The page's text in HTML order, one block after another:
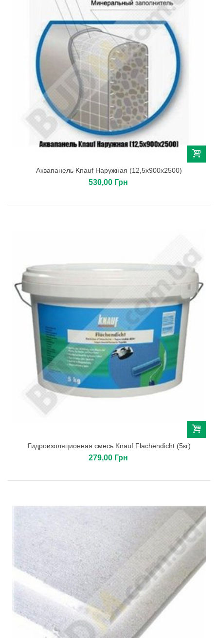
Аквапанель Knauf Наружная (12,5х900х2500)
530,00 Грн
Гидроизоляционная смесь Knauf Flachendicht (5кг)
279,00 Грн